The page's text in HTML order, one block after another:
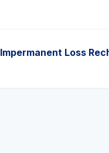
Impermanent Loss